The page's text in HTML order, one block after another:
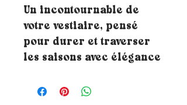
Un incontournable de
votre vestiaire, pensé
pour durer et traverser
les saisons avec élégance